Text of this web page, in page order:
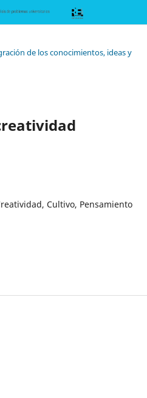
de los conocimientos, ideas y
Cultivo, Pensamiento